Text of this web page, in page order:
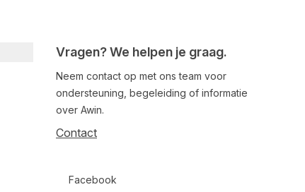
Vragen? We helpen je graag.
Neem contact op met ons team voor
ondersteuning, begeleiding of informatie
over Awin.
Contact
Facebook